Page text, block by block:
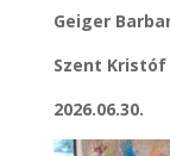
Geiger
Szent Kristóf
2026.06.30.